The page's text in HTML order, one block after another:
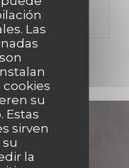
Las
cookies
su
Estas
sirven
su
la